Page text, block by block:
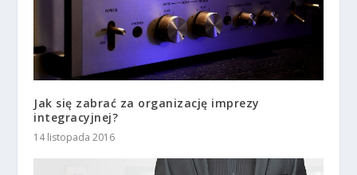
Jak się zabrać za organizację imprezy
integracyjnej?
14 listopada 2016